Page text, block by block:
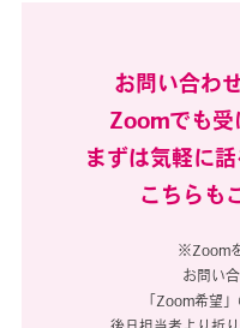
お問い合わ
Zoomでも受
まずは気軽に
こちらも
※Zoom
お問い
「Zoom希望